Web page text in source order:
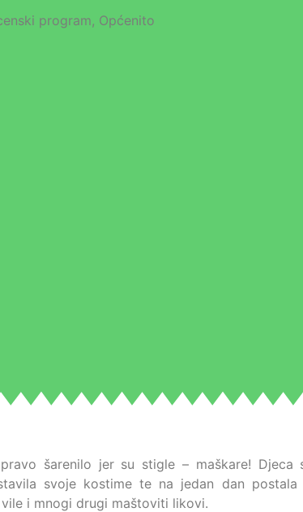
program, Općenito
šarenilo jer su stigle – maškare! Djeca
svoje kostime te na jedan dan postala
i mnogi drugi maštoviti likovi.